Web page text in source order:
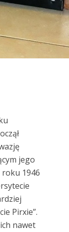
jego
1946
Pirxie”.
nawet